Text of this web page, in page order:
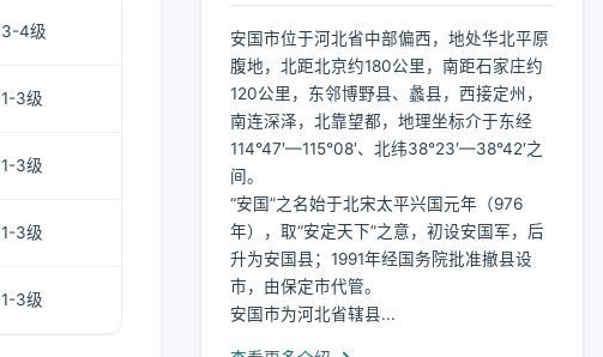
3-4级
1-3级
1-3级
1-3级
1-3级
安国市位于河北省中部偏西，地处华北平原
腹地，北距北京约180公里，南距石家庄约
120公里，东邻博野县、蠡县，西接定州，
南连深泽，北靠望都，地理坐标介于东经
114°47′—115°08′、北纬38°23′—38°42′之
间。
“安国”之名始于北宋太平兴国元年（976
年），取“安定天下”之意，初设安国军，后
升为安国县；1991年经国务院批准撤县设
市，由保定市代管。
安国市为河北省辖县...